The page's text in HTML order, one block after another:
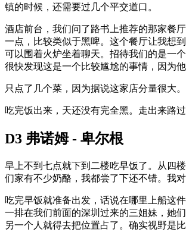
镇的时候，还需要过几个平交道口。
酒店前台，我们问了路书上推荐的那家餐
一点，比较类似于黑啤。这个餐厅让我想
可以围着火炉坐着聊天。招待我们的是一
很快发现这是一个比较尴尬的事情，因为
只点了几个菜，因为据说这家店分量很大
吃完饭出来，天还没有完全黑。走出来路
D3 弗诺姆 - 卑尔根
早上不到七点就下到二楼吃早饭了。从四
们家有不少奶酪，我都尝了下还不错。我
吃完早饭就准备出发，话说在哪里上船这
一排在我们前面的深圳过来的三姐妹，她
另一个人就得去把位置占了。确实视野是